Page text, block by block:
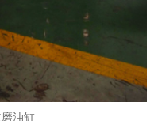
磨油缸